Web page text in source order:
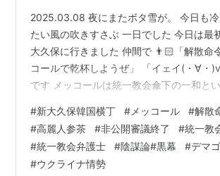
2025.03.08 夜にまたボタ雪が。 今日も
たい風の吹きすさぶ 一日でした 今日は最
大久保に行きました 仲間で 👨🏻「解散命
コールで乾杯しようぜ」 「イェイ(・∀・
です メッコールは統一教会傘下の一和と
飲むのはそれ以来だけど 今韓国では大人気
入されてます ここで働くのは 韓国の統一
が多いけど、 一般の人も採用してると思う
人参茶などを売り歩いて金を稼いだけど、
#新大久保韓国横丁 # メッコール #解散
#高麗人参茶 #非公開審議終了 #統一教
#統一教会弁護士 #陰謀論#黒幕 #デマ
#ウクライナ情勢